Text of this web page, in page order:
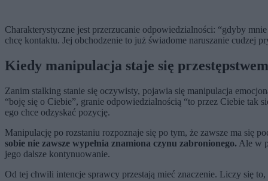
Charakterystyczne jest przerzucanie odpowiedzialności: “gdyby
chcę kontaktu. Jej obchodzenie to już świadome naruszanie cudzej
Kiedy manipulacja staje się przestępstwem
Zanim stalking stanie się oczywisty, pojawia się manipulacja
“boję się o Ciebie”, granie odpowiedzialnością “to przez Ciebie
ego chce odzyskać pozycję.
Manipulację po rozstaniu rozpoznaje się po tym, że zawsze ma się
sobie nie zawsze wypełnia znamiona czynu zabronionego. Ale w
jego dalsze kontynuowanie.
Od tej chwili intencje sprawcy przestają mieć znaczenie. Liczy się